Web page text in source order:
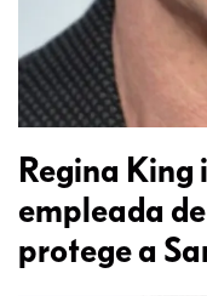
Regina
empleada
protege a